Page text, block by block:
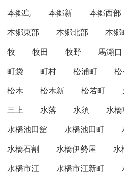
本郷島
本郷新 本郷西部
本郷東部
本郷北部 本郷
牧
牧田 牧野 馬瀬口
町袋
町村 松浦町 松
松木
松木新 松若町
三上
水落 水須 水
水橋池田舘
水橋池田町
水橋石割
水橋伊勢屋
水
水橋市江
水橋市江新町